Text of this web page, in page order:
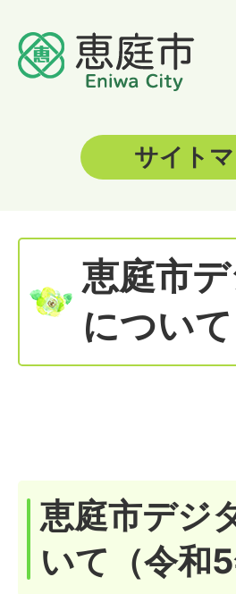
サイト
恵庭市
につい
恵庭市デジ
いて（令和